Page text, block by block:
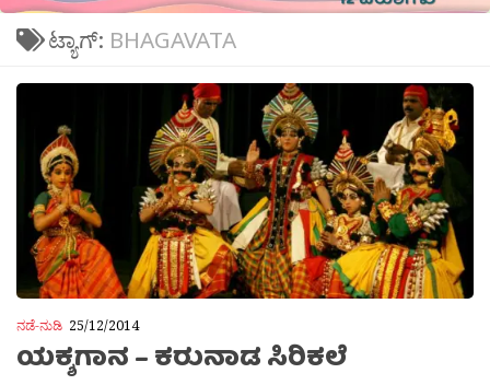
ಟ್ಯಾಗ್: BHAGAVATA
ನಡೆ-ನುಡಿ 25/12/2014
ಯಕ್ಶಗಾನ – ಕರುನಾಡ ಸಿರಿಕಲೆ